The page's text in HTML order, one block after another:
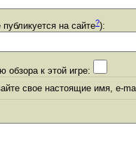
на сайте?):
обзора к этой игре:
свое настоящие имя, e-